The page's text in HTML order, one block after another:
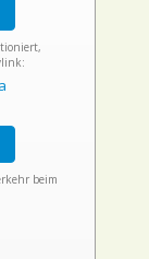
beim